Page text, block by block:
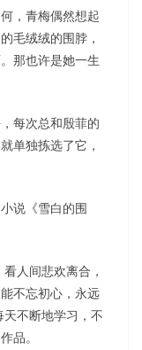
，青梅偶然想起
毛绒绒的围脖，
那也许是她一生
每次总和殷菲的
单独拣选了它，
说《雪白的围
人间悲欢离合，
不忘初心，永远
不断地学习，不
品。